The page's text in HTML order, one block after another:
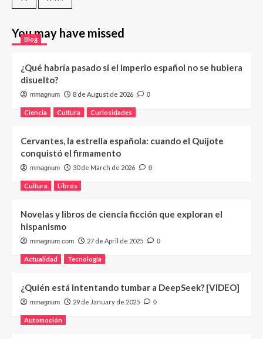
You may have missed
Blog
¿Qué habría pasado si el imperio español no se hubiera
disuelto?
mmagnum 8 de August de 2026 0
Ciencia Cultura Curiosidades
Cervantes, la estrella española: cuando el Quijote
conquistó el firmamento
mmagnum 30 de March de 2026 0
Cultura Libros
Novelas y libros de ciencia ficción que exploran el
hispanismo
mmagnum.com 27 de April de 2025 0
Actualidad Tecnología
¿Quién está intentando tumbar a DeepSeek? [VIDEO]
mmagnum 29 de January de 2025 0
Automoción